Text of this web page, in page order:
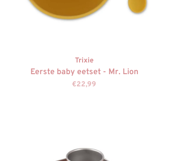
Trixie
Eerste baby eetset - Mr. Lion
€22,99